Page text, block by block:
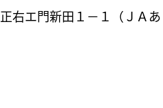
右エ門新田１－１（ＪＡ